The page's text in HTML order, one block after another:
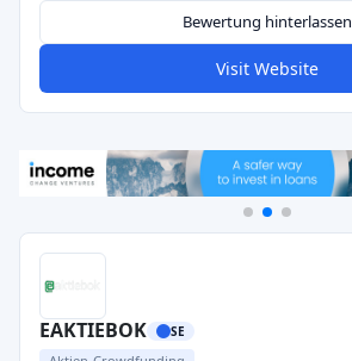
Bewertung hinterlassen
Visit Website
EAKTIEBOK SE